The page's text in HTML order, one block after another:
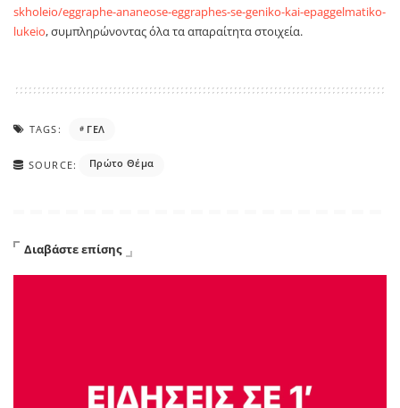
skholeio/eggraphe-ananeose-eggraphes-se-geniko-kai-epaggelmatiko-
lukeio, συμπληρώνοντας όλα τα απαραίτητα στοιχεία.
TAGS: ΓΕΛ
SOURCE: Πρώτο Θέμα
Διαβάστε επίσης